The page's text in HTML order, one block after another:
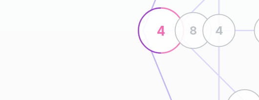
4 8 4